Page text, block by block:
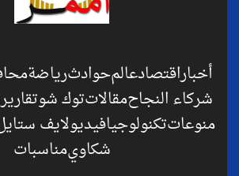
أخباراقتصادعالمحوادثرياضة
شركاء النجاحمقالاتتوك شوتقارير
منوعاتتكنولوجيافيديولايف
شكاويمناسبات